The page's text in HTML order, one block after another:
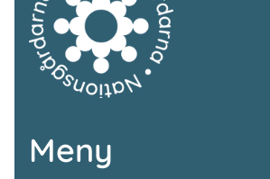
Meny